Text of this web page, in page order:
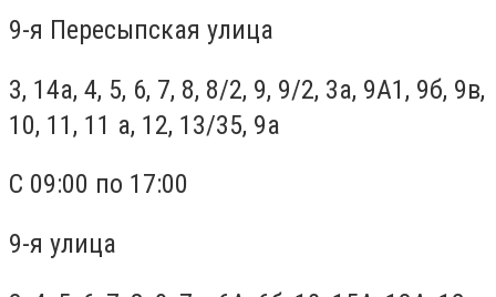
9-я Пересыпская улица
3, 14а, 4, 5, 6, 7, 8, 8/2, 9, 9/2, 3а, 9А1, 9б, 9в,
10, 11, 11 а, 12, 13/35, 9а
С 09:00 по 17:00
9-я улица